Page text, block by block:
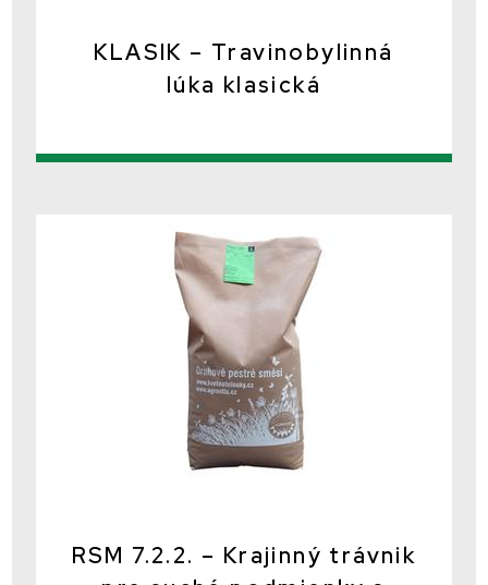
KLASIK – Travinobylinná
lúka klasická
RSM 7.2.2. – Krajinný trávnik